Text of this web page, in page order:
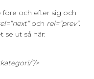
före och efter sig och
och rel=”prev”.
se ut så här:
”/>